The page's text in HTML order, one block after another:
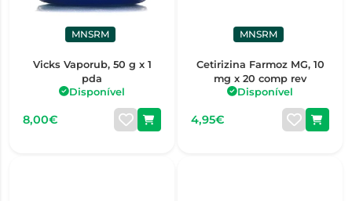
MNSRM
Vicks Vaporub, 50 g x 1
pda
Disponível
8,00€
MNSRM
Cetirizina Farmoz MG, 10
mg x 20 comp rev
Disponível
4,95€